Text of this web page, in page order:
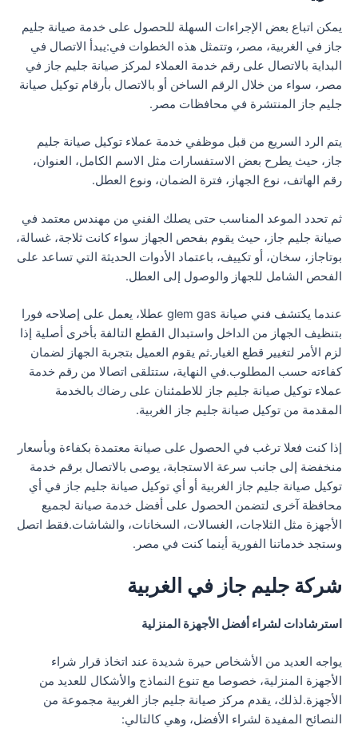
يمكن اتباع بعض الإجراءات السهلة للحصول على خدمة صيانة جليم
جاز في الغربية، مصر، وتتمثل هذه الخطوات في:يبدأ الاتصال في
البداية بالاتصال على رقم خدمة العملاء لمركز صيانة جليم جاز في
مصر، سواء من خلال الرقم الساخن أو بالاتصال بأرقام توكيل صيانة
جليم جاز المنتشرة في محافظات مصر.
يتم الرد السريع من قبل موظفي خدمة عملاء توكيل صيانة جليم
جاز، حيث يطرح بعض الاستفسارات مثل الاسم الكامل، العنوان،
رقم الهاتف، نوع الجهاز، فترة الضمان، ونوع العطل.
ثم تحدد الموعد المناسب حتى يصلك الفني من مهندس معتمد في
صيانة جليم جاز، حيث يقوم بفحص الجهاز سواء كانت ثلاجة، غسالة،
بوتاجاز، سخان، أو تكييف، باعتماد الأدوات الحديثة التي تساعد على
الفحص الشامل للجهاز والوصول إلى العطل.
عندما يكتشف فني صيانة glem gas عطلا، يعمل على إصلاحه فورا
بتنظيف الجهاز من الداخل واستبدال القطع التالفة بأخرى أصلية إذا
لزم الأمر لتغيير قطع الغيار.ثم يقوم العميل بتجربة الجهاز لضمان
كفاءته حسب المطلوب.في النهاية، ستتلقى اتصالا من رقم خدمة
عملاء توكيل صيانة جليم جاز للاطمئنان على رضاك بالخدمة
المقدمة من توكيل صيانة جليم جاز الغربية.
إذا كنت فعلا ترغب في الحصول على صيانة معتمدة بكفاءة وبأسعار
منخفضة إلى جانب سرعة الاستجابة، يوصى بالاتصال برقم خدمة
توكيل صيانة جليم جاز الغربية أو أي توكيل صيانة جليم جاز في أي
محافظة آخرى لتضمن الحصول على أفضل خدمة صيانة لجميع
الأجهزة مثل الثلاجات، الغسالات، السخانات، والشاشات.فقط اتصل
وستجد خدماتنا الفورية أينما كنت في مصر.
شركة جليم جاز في الغربية
استرشادات لشراء أفضل الأجهزة المنزلية
يواجه العديد من الأشخاص حيرة شديدة عند اتخاذ قرار شراء
الأجهزة المنزلية، خصوصا مع تنوع النماذج والأشكال للعديد من
الأجهزة.لذلك، يقدم مركز صيانة جليم جاز الغربية مجموعة من
النصائح المفيدة لشراء الأفضل، وهي كالتالي: